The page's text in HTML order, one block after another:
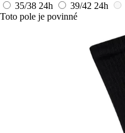
35/38 24h 39/42 24h
Toto pole je povinné